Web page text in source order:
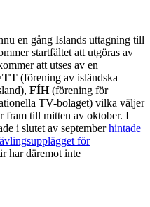
en gång Islands uttagning till
startfältet att utgöras av
att utses av en
(förening av isländska
FÍH(förening för
TV-bolaget) vilka väljer
fram till mitten av oktober. I
i slutet av septemberhintade
för
har däremot inte